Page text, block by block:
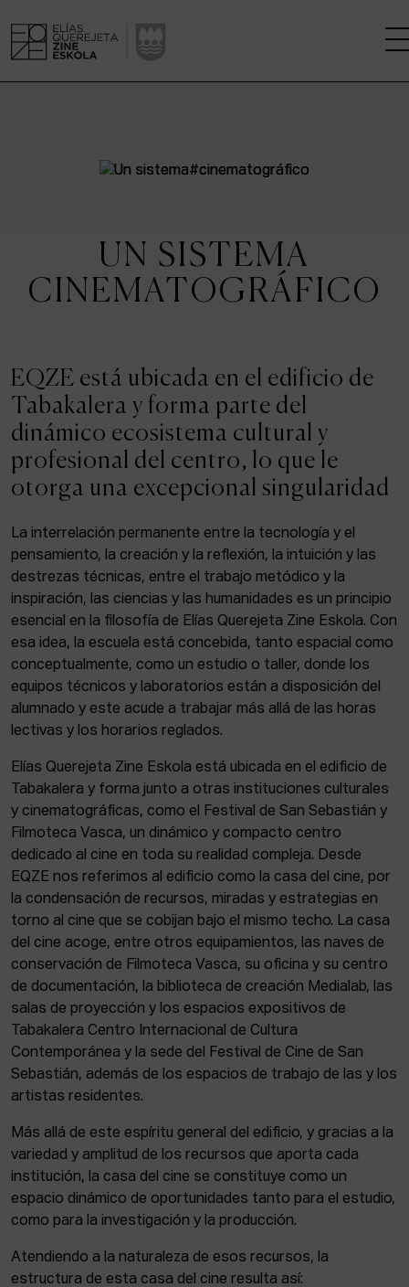
CENTRO DE INVESTIGACIÓN
KINOFABRIKA
LA CASA DEL CINE
ACTUALIDAD
Admisión
Intranet
Facebook Equis Instagram
© Elías Querejeta Zine Eskola 2026
Tabakalera · Andre zigarrogileak plaza, 1
20012 Donostia / San Sebastián
T. 0034 943 545 005
E. info@zine-eskola.eus
UN SISTEMA
CINEMATOGRÁFICO
EQZE está ubicada en el edificio de
Tabakalera y forma parte del
dinámico ecosistema cultural y
profesional del centro, lo que le
otorga una excepcional singularidad
La interrelación permanente entre la tecnología y el
pensamiento, la creación y la reflexión, la intuición y las
destrezas técnicas, entre el trabajo metódico y la
inspiración, las ciencias y las humanidades es un principio
esencial en la filosofía de Elías Querejeta Zine Eskola. Con
esa idea, la escuela está concebida, tanto espacial como
conceptualmente, como un estudio o taller, donde los
equipos técnicos y laboratorios están a disposición del
alumnado y este acude a trabajar más allá de las horas
lectivas y los horarios reglados.
Elías Querejeta Zine Eskola está ubicada en el edificio de
Tabakalera y forma junto a otras instituciones culturales
y cinematográficas, como el Festival de San Sebastián y
Filmoteca Vasca, un dinámico y compacto centro
dedicado al cine en toda su realidad compleja. Desde
EQZE nos referimos al edificio como la casa del cine, por
la condensación de recursos, miradas y estrategias en
torno al cine que se cobijan bajo el mismo techo. La casa
del cine acoge, entre otros equipamientos, las naves de
conservación de Filmoteca Vasca, su oficina y su centro
de documentación, la biblioteca de creación Medialab, las
salas de proyección y los espacios expositivos de
Tabakalera Centro Internacional de Cultura
Contemporánea y la sede del Festival de Cine de San
Sebastián, además de los espacios de trabajo de las y los
artistas residentes.
Más allá de este espíritu general del edificio, y gracias a la
variedad y amplitud de los recursos que aporta cada
institución, la casa del cine se constituye como un
espacio dinámico de oportunidades tanto para el estudio,
como para la investigación y la producción.
Atendiendo a la naturaleza de esos recursos, la
estructura de esta casa del cine resulta así: